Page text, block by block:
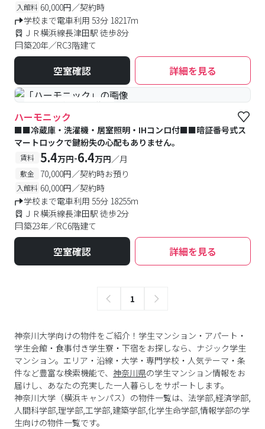
入館料 60,000円／契約時
学校まで電車利用 53分 18217m
ＪＲ横浜線長津田駅 徒歩8分
築20年／RC3階建て
空室確認 詳細を見る
#予約受付中 #空室待ち
ハーモニック
■■冷蔵庫・洗濯機・居室照明・IHコンロ付■■暗証番号式ス
マートロックで鍵紛失の心配もありません。
賃料 5.4万円-6.4万円／月
敷金 70,000円／契約時お預り
入館料 60,000円／契約時
学校まで電車利用 55分 18255m
ＪＲ横浜線長津田駅 徒歩2分
築23年／RC6階建て
空室確認 詳細を見る
1
神奈川大学向けの物件をご紹介！学生マンション・アパート・
学生会館・食事付き学生寮・下宿をお探しなら、ナジック学生
マンション。エリア・沿線・大学・専門学校・人気テーマ・条
件など豊富な検索機能で、 神奈川県の学生マンション情報をお
届けし、あなたの充実した一人暮らしをサポートします。
神奈川大学 （横浜キャンパス）の物件一覧は、 法学部,経済学部,
人間科学部,理学部,工学部,建築学部,化学生命学部,情報学部の学
生向けの物件一覧です。